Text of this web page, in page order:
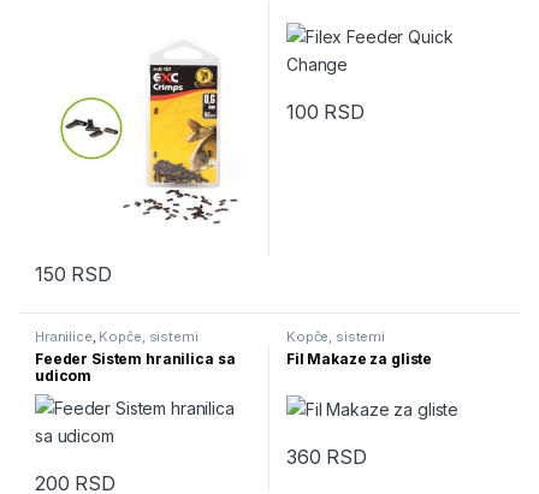
150 RSD
100 RSD
Ovaj proizvod ima više
Hranilice, Kopče, sistemi
Feeder Sistem hranilica sa
udicom
200 RSD
Kopče, sistemi
Fil Makaze za gliste
360 RSD